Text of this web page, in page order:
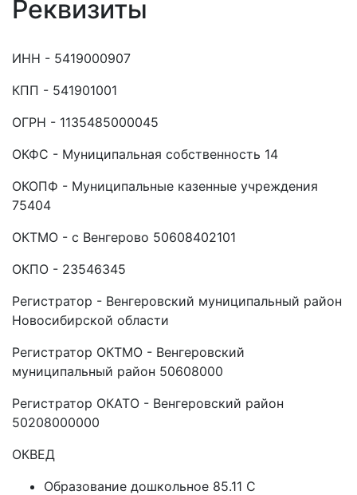
Реквизиты
ИНН - 5419000907
КПП - 541901001
ОГРН - 1135485000045
ОКФС - Муниципальная собственность 14
ОКОПФ - Муниципальные казенные учреждения
75404
ОКТМО - с Венгерово 50608402101
ОКПО - 23546345
Регистратор - Венгеровский муниципальный район
Новосибирской области
Регистратор ОКТМО - Венгеровский
муниципальный район 50608000
Регистратор ОКАТО - Венгеровский район
50208000000
ОКВЕД
Образование дошкольное 85.11 C